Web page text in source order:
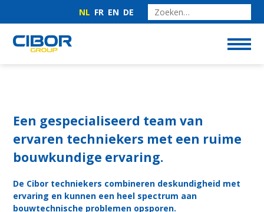
NL FR EN DE
Een gespecialiseerd team van
ervaren techniekers met een ruime
bouwkundige ervaring.
De Cibor techniekers combineren deskundigheid met
ervaring en kunnen een heel spectrum aan
bouwtechnische problemen opsporen.